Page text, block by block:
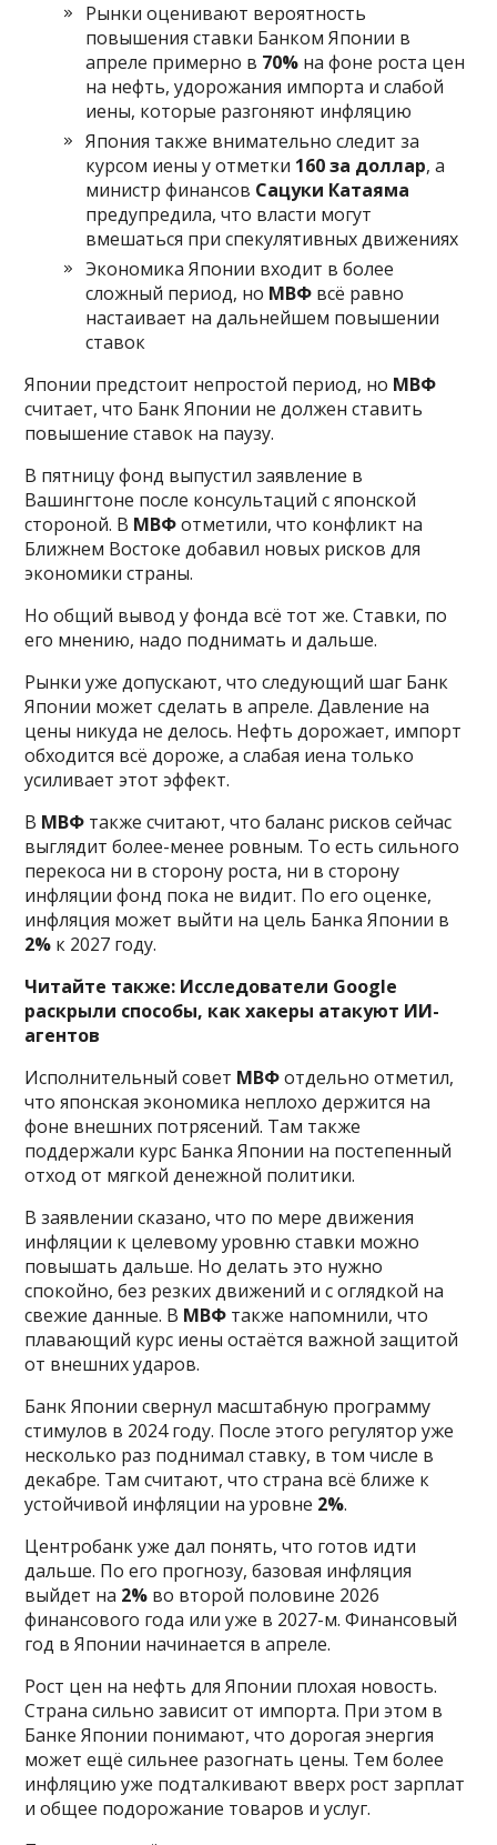
Рынки оценивают вероятность
повышения ставки Банком Японии в
апреле примерно в 70% на фоне роста цен
на нефть, удорожания импорта и слабой
иены, которые разгоняют инфляцию
Япония также внимательно следит за
курсом иены у отметки 160 за доллар, а
министр финансов Сацуки Катаяма
предупредила, что власти могут
вмешаться при спекулятивных движениях
Экономика Японии входит в более
сложный период, но МВФ всё равно
настаивает на дальнейшем повышении
ставок
Японии предстоит непростой период, но МВФ
считает, что Банк Японии не должен ставить
повышение ставок на паузу.
В пятницу фонд выпустил заявление в
Вашингтоне после консультаций с японской
стороной. В МВФотметили, что конфликт на
Ближнем Востоке добавил новых рисков для
экономики страны.
Но общий вывод у фонда всё тот же. Ставки, по
его мнению, надо поднимать и дальше.
Рынки уже допускают, что следующий шаг Банк
Японии может сделать в апреле. Давление на
цены никуда не делось. Нефть дорожает, импорт
обходится всё дороже, а слабая иена только
усиливает этот эффект.
В МВФ также считают, что баланс рисков сейчас
выглядит более-менее ровным. То есть сильного
перекоса ни в сторону роста, ни в сторону
инфляции фонд пока не видит. По его оценке,
инфляция может выйти на цель Банка Японии в
2% к 2027 году.
Читайте также: Исследователи Google
раскрыли способы, как хакеры атакуют ИИ-
агентов
Исполнительный совет МВФотдельно отметил,
что японская экономика неплохо держится на
фоне внешних потрясений. Там также
поддержали курс Банка Японии на постепенный
отход от мягкой денежной политики.
В заявлении сказано, что по мере движения
инфляции к целевому уровню ставки можно
повышать дальше. Но делать это нужно
спокойно, без резких движений и с оглядкой на
свежие данные. В МВФ также напомнили, что
плавающий курс иены остаётся важной защитой
от внешних ударов.
Банк Японии свернул масштабную программу
стимулов в 2024 году. После этого регулятор уже
несколько раз поднимал ставку, в том числе в
декабре. Там считают, что страна всё ближе к
устойчивой инфляции на уровне 2%.
Центробанк уже дал понять, что готов идти
дальше. По его прогнозу, базовая инфляция
выйдет на 2% во второй половине 2026
финансового года или уже в 2027-м. Финансовый
год в Японии начинается в апреле.
Рост цен на нефть для Японии плохая новость.
Страна сильно зависит от импорта. При этом в
Банке Японии понимают, что дорогая энергия
может ещё сильнее разогнать цены. Тем более
инфляцию уже подталкивают вверх рост зарплат
и общее подорожание товаров и услуг.